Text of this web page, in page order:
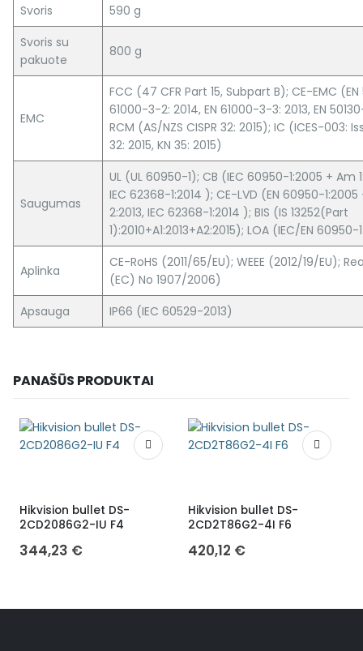
Svoris
590 g
Svoris su
pakuote
800 g
EMC
FCC (47 CFR Part 15, Subpart B); CE-EMC (EN
61000-3-2: 2014, EN 61000-3-3: 2013, EN
RCM (AS/NZS CISPR 32: 2015); IC (ICES-003:
32: 2015, KN 35: 2015)
Saugumas
UL (UL 60950-1); CB (IEC 60950-1:2005 + Am
IEC 62368-1:2014 ); CE-LVD (EN 60950-
2:2013, IEC 62368-1:2014 ); BIS (IS 13252(Part
1):2010+A1:2013+A2:2015); LOA (IEC/EN 60950-
Aplinka
CE-RoHS (2011/65/EU); WEEE (2012/19/EU);
(EC) No 1907/2006)
Apsauga
IP66 (IEC 60529-2013)
PANAŠŪS PRODUKTAI
Hikvision bullet DS-
2CD2086G2-IU F4
344,23 €
Hikvision bullet DS-
2CD2T86G2-4I F6
420,12 €